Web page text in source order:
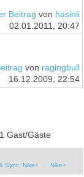
Beitrag von hasinli
02.01.2011, 20:47
von ragingbull
16.12.2009, 22:54
Gast/Gäste
Sync, Nike+
Nike+